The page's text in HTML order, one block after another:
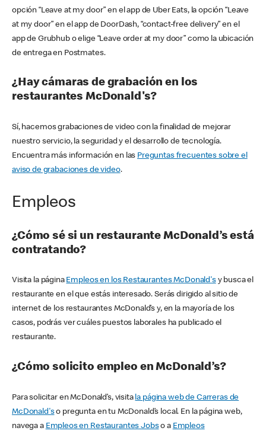
opción “Leave at my door” en el app de Uber Eats, la opción “Leave
at my door” en el app de DoorDash, “contact-free delivery” en el
app de Grubhub o elige “Leave order at my door” como la ubicación
de entrega en Postmates.
¿Hay cámaras de grabación en los
restaurantes McDonald's?
Sí, hacemos grabaciones de video con la finalidad de mejorar
nuestro servicio, la seguridad y el desarrollo de tecnología.
Encuentra más información en las Preguntas frecuentes sobre el
aviso de grabaciones de video.
Empleos
¿Cómo sé si un restaurante McDonald’s está
contratando?
Visita la página Empleos en los Restaurantes McDonald'sy busca el
restaurante en el que estás interesado. Serás dirigido al sitio de
internet de los restaurantes McDonald’s y, en la mayoría de los
casos, podrás ver cuáles puestos laborales ha publicado el
restaurante.
¿Cómo solicito empleo en McDonald’s?
Para solicitar en McDonald’s, visita la página web de Carreras de
McDonald'so pregunta en tu McDonald’s local. En la página web,
navega a Empleos en Restaurantes Jobso a Empleos